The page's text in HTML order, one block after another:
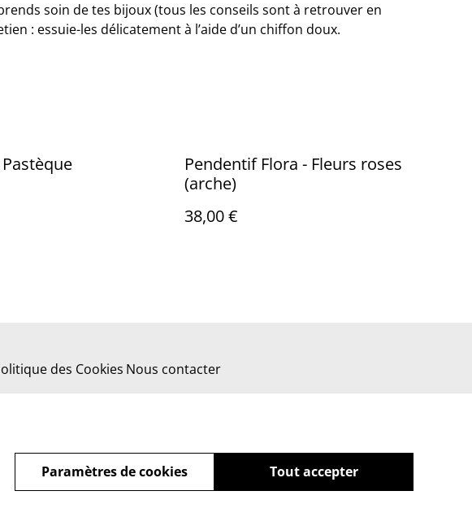
soin de tes bijoux (tous les conseils sont à retrouver en
: essuie-les délicatement à l’aide d’un chiffon doux.
Pendentif Flora - Fleurs roses
(arche)
38,00 €
des Cookies Nous contacter
Tout accepter
Paramètres de cookies